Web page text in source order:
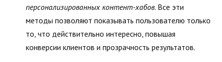
персонализированных контент-хабов. Все эти
методы позволяют показывать пользователю только
то, что действительно интересно, повышая
конверсии клиентов и прозрачность результатов.